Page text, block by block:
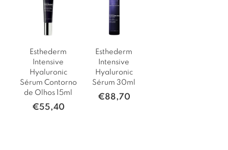
Esthederm
Intensive
Hyaluronic
Sérum Contorno
de Olhos 15ml
€55,40
Esthederm
Intensive
Hyaluronic
Sérum 30ml
€88,70